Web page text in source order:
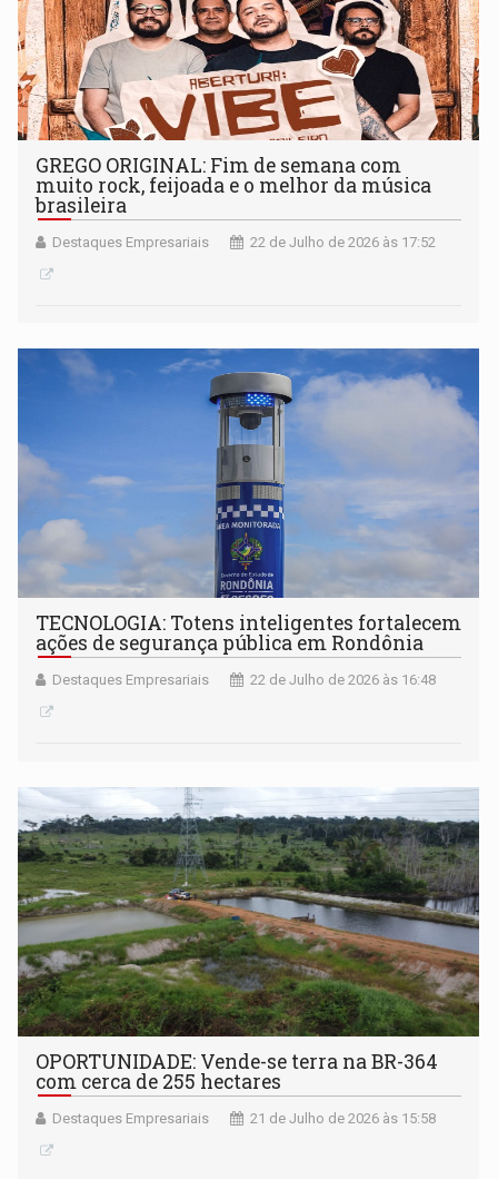
GREGO ORIGINAL: Fim de semana com
muito rock, feijoada e o melhor da música
brasileira
Destaques Empresariais 22 de Julho de 2026 às 17:52
TECNOLOGIA: Totens inteligentes fortalecem
ações de segurança pública em Rondônia
Destaques Empresariais 22 de Julho de 2026 às 16:48
OPORTUNIDADE: Vende-se terra na BR-364
com cerca de 255 hectares
Destaques Empresariais 21 de Julho de 2026 às 15:58